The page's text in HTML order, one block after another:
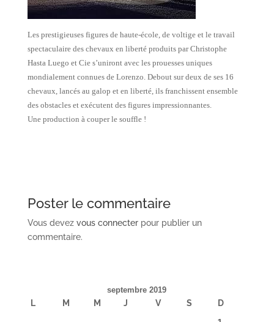
Les prestigieuses figures de haute-école, de voltige et le travail
spectaculaire des chevaux en liberté produits parChristophe
Hasta Luego et Cie s’uniront avec les prouesses uniques
mondialement connues de Lorenzo. Debout sur deux de ses 16
chevaux, lancés au galop et en liberté, ils franchissent ensemble
des obstacles et exécutent des figures impressionnantes.
Une production à couper le souffle !
Poster le commentaire
Vous devez vous connecterpour publier un
commentaire.
septembre 2019
L M M J V S
D